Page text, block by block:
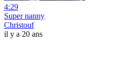
4:29
Super nanny
Christouf
il y a 20 ans